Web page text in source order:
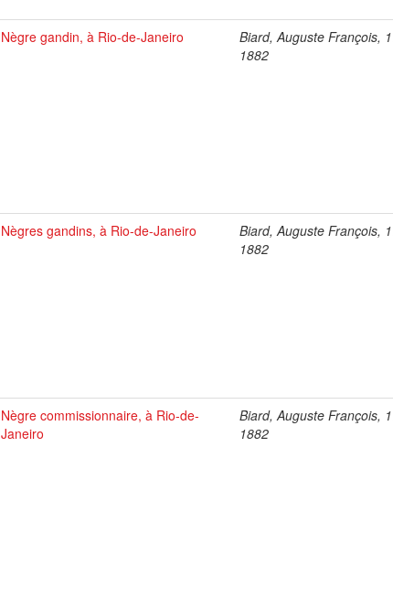
Nègre gandin, à Rio-de-Janeiro
Biard, Auguste François,
1882
Nègres gandins, à Rio-de-Janeiro
Biard, Auguste François,
1882
Nègre commissionnaire, à Rio-de-
Janeiro
Biard, Auguste François,
1882